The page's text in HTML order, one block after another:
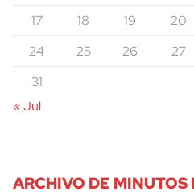
17
18 19 20
24
25 26 27
31
« Jul
ARCHIVO DE